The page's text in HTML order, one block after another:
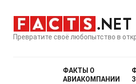
Превратите своё любопытство в
ФАКТЫ О
АВИАКОМПАНИИ